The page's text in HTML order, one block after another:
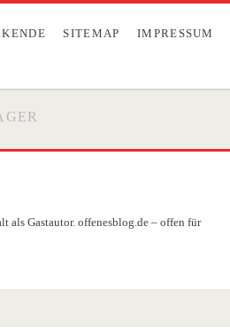
SITEMAP IMPRESSUM
als Gastautor. offenesblog.de – offen für